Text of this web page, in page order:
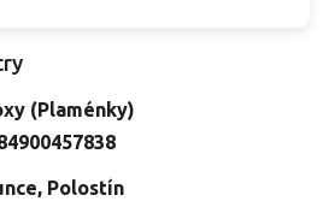
(Plaménky)
, Polostín